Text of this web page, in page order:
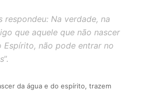
respondeu: Na verdade, na
que aquele que não nascer
Espírito, não pode entrar no
”.
da água e do espírito, trazem